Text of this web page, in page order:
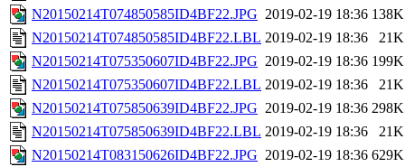
N20150214T074850585ID4BF22.JPG 2019-02-19 18:36 138K
N20150214T074850585ID4BF22.LBL 2019-02-19 18:36
21K
N20150214T075350607ID4BF22.JPG 2019-02-19 18:36 199K
N20150214T075350607ID4BF22.LBL 2019-02-19 18:36
21K
N20150214T075850639ID4BF22.JPG 2019-02-19 18:36 298K
N20150214T075850639ID4BF22.LBL 2019-02-19 18:36
21K
N20150214T083150626ID4BF22.JPG 2019-02-19 18:36 629K